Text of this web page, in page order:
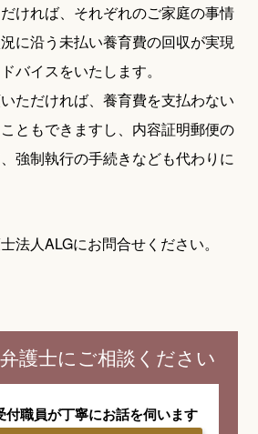
ければ、それぞれのご家庭の事情
に沿う未払い養育費の回収が実現
バイスをいたします。
ただければ、養育費を支払わない
ともできますし、内容証明郵便の
強制執行の手続きなども代わりに
法人ALGにお問合せください。
護士にご相談ください
付職員が丁寧にお話を伺います